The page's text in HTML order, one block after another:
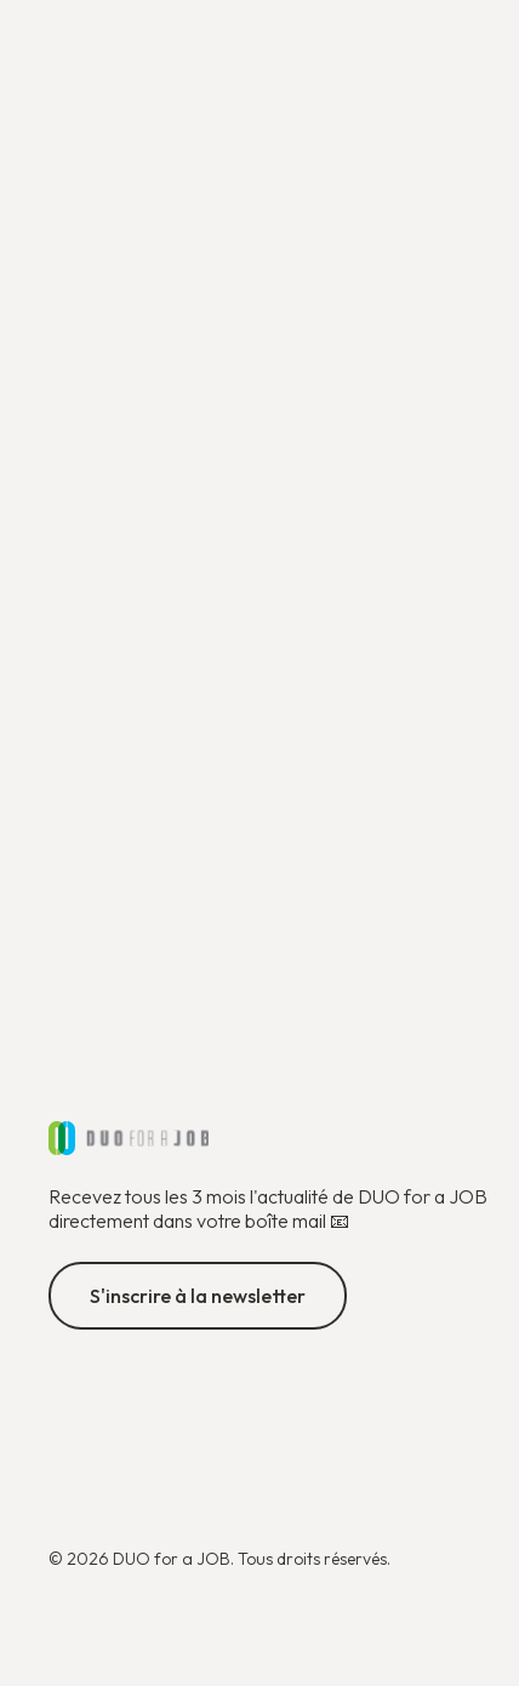
Recevez tous les 3 mois l'actualité de DUO for a JOB
directement dans votre boîte mail 📧
S'inscrire à la newsletter
© 2026 DUO for a JOB. Tous droits réservés.